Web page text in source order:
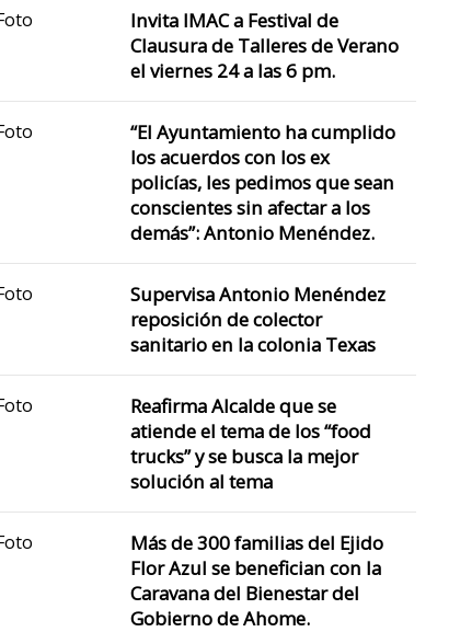
Se han instalado más de
El Alcalde Antonio
Bermúdez informa que
Invita IMAC a Festival de
Clausura de Talleres de Verano
el viernes 24 a las 6 pm.
“El Ayuntamiento ha cumplido
los acuerdos con los ex
policías, les pedimos que sean
conscientes sin afectar a los
demás”: Antonio Menéndez.
Supervisa Antonio Menéndez
reposición de colector
sanitario en la colonia Texas
Reafirma Alcalde que se
atiende el tema de los “food
trucks” y se busca la mejor
solución al tema
Más de 300 familias del Ejido
Flor Azul se benefician con la
Caravana del Bienestar del
Gobierno de Ahome.